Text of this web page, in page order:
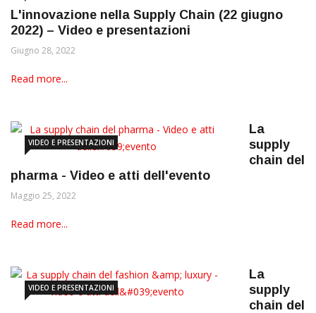
L'innovazione nella Supply Chain (22 giugno
2022) – Video e presentazioni
Giugno 28, 2022
Read more...
VIDEO E PRESENTAZIONI
La
supply
chain del
pharma - Video e atti dell'evento
Maggio 25, 2022
Read more...
VIDEO E PRESENTAZIONI
La
supply
chain del